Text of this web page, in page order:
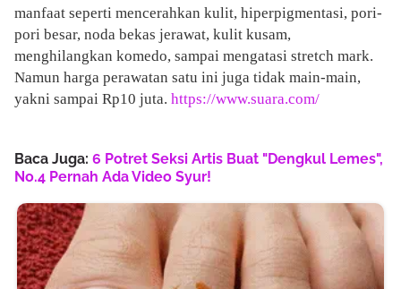
manfaat seperti mencerahkan kulit, hiperpigmentasi, pori-
pori besar, noda bekas jerawat, kulit kusam,
menghilangkan komedo, sampai mengatasi stretch mark.
Namun harga perawatan satu ini juga tidak main-main,
yakni sampai Rp10 juta. https://www.suara.com/
Baca Juga: 6 Potret Seksi Artis Buat "Dengkul Lemes",
No.4 Pernah Ada Video Syur!